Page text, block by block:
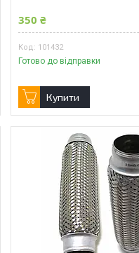
350 ₴
101432
Готово до відправки
Купити